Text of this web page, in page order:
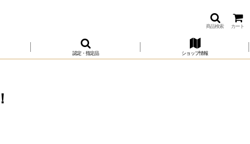
商品検索 カート
認定・指定品 ショップ情報